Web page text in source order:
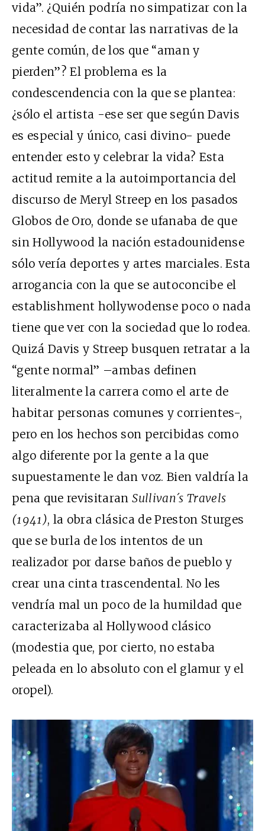
vida”. ¿Quién podría no simpatizar con la
necesidad de contar las narrativas de la
gente común, de los que “aman y
pierden”? El problema es la
condescendencia con la que se plantea:
¿sólo el artista -ese ser que según Davis
es especial y único, casi divino- puede
entender esto y celebrar la vida? Esta
actitud remite a la autoimportancia del
discurso de Meryl Streep en los pasados
Globos de Oro, donde se ufanaba de que
sin Hollywood la nación estadounidense
sólo vería deportes y artes marciales. Esta
arrogancia con la que se autoconcibe el
establishment hollywodense poco o nada
tiene que ver con la sociedad que lo rodea.
Quizá Davis y Streep busquen retratar a la
“gente normal” –ambas definen
literalmente la carrera como el arte de
habitar personas comunes y corrientes-,
pero en los hechos son percibidas como
algo diferente por la gente a la que
supuestamente le dan voz. Bien valdría la
pena que revisitaranSullivan´s Travels
(1941), la obra clásica de Preston Sturges
que se burla de los intentos de un
realizador por darse baños de pueblo y
crear una cinta trascendental. No les
vendría mal un poco de la humildad que
caracterizaba al Hollywood clásico
(modestia que, por cierto, no estaba
peleada en lo absoluto con el glamur y el
oropel).